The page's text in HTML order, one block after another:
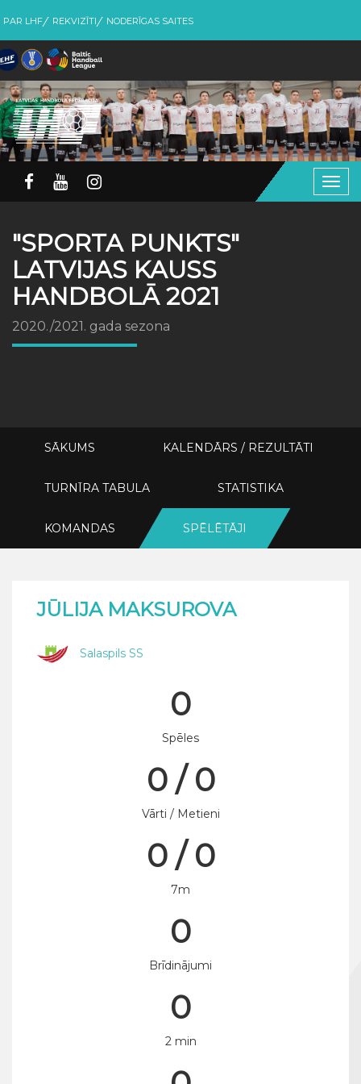
PAR LHF REKVIZĪTI NODERĪGAS SAITES
"SPORTA PUNKTS"
LATVIJAS KAUSS
HANDBOLĀ 2021
2020./2021. gada sezona
SĀKUMS KALENDĀRS / REZULTĀTI
TURNĪRA TABULA STATISTIKA
KOMANDAS SPĒLĒTĀJI
JŪLIJA MAKSUROVA
Salaspils SS
0
Spēles
0 / 0
Vārti / Metieni
0 / 0
7m
0
Brīdinājumi
0
2 min